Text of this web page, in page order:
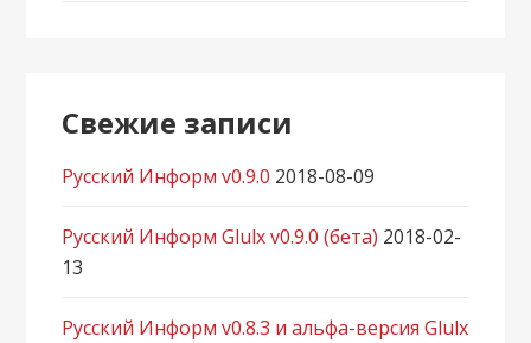
Свежие записи
Русский Информ v0.9.0 2018-08-09
Русский Информ Glulx v0.9.0 (бета) 2018-02-
13
Русский Информ v0.8.3 и альфа-версия Glulx